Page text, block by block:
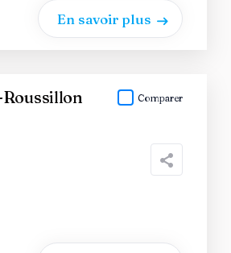
En savoir plus
Comparer